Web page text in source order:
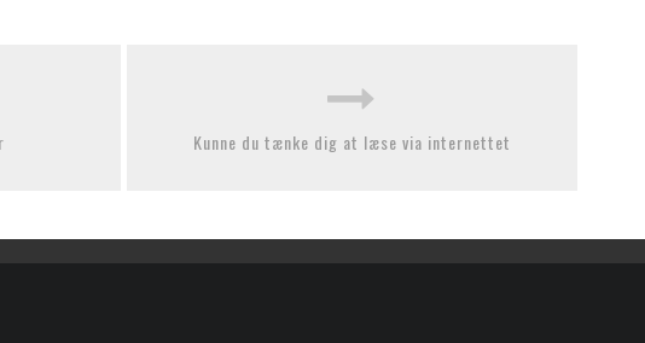
Kunne du tænke dig at læse via internettet